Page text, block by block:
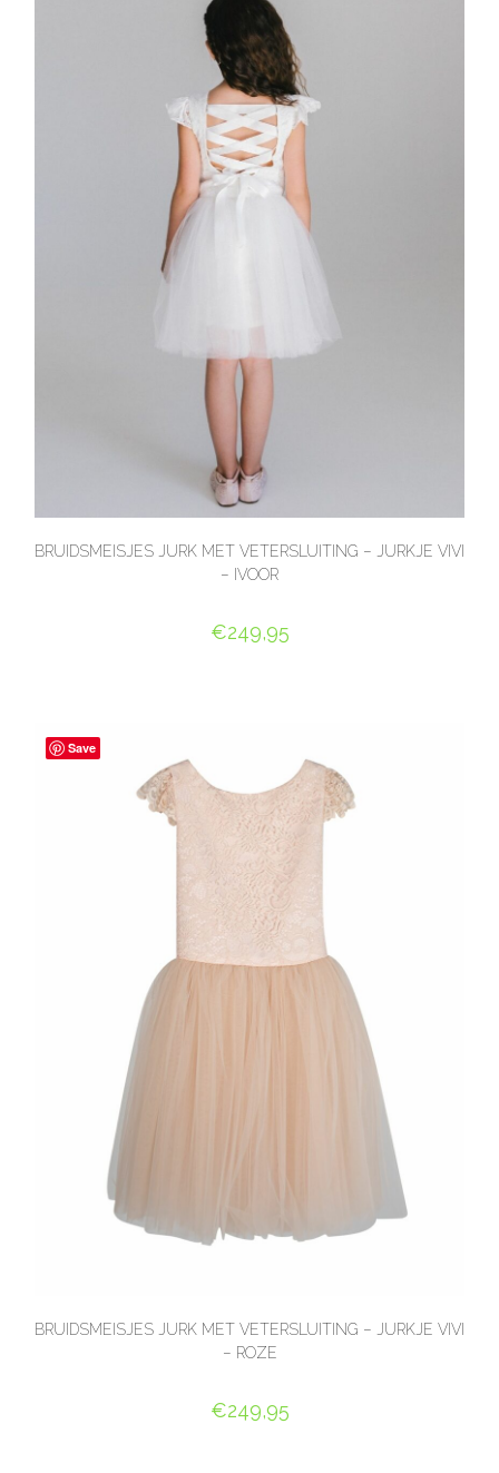
BRUIDSMEISJES JURK MET VETERSLUITING – JURKJE VIVI
– IVOOR
€249,95
Save
BRUIDSMEISJES JURK MET VETERSLUITING – JURKJE VIVI
– ROZE
€249,95